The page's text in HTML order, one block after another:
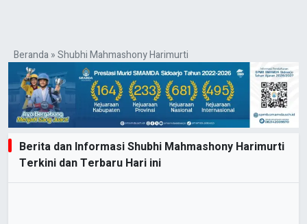
Beranda»Shubhi Mahmashony Harimurti
Berita dan Informasi Shubhi Mahmashony Harimurti
Terkini dan Terbaru Hari ini